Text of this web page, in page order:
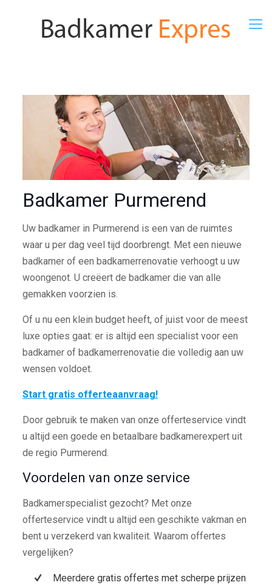
Badkamer Purmerend
Uw badkamer in Purmerend is een van de ruimtes
waar u per dag veel tijd doorbrengt. Met een nieuwe
badkamer of een badkamerrenovatie verhoogt u uw
woongenot. U creëert de badkamer die van alle
gemakken voorzien is.
Of u nu een klein budget heeft, of juist voor de meest
luxe opties gaat: er is altijd een specialist voor een
badkamer of badkamerrenovatie die volledig aan uw
wensen voldoet.
Start gratis offerteaanvraag!
Door gebruik te maken van onze offerteservice vindt
u altijd een goede en betaalbare badkamerexpert uit
de regio Purmerend.
Voordelen van onze service
Badkamerspecialist gezocht? Met onze
offerteservice vindt u altijd een geschikte vakman en
bent u verzekerd van kwaliteit. Waarom offertes
vergelijken?
Meerdere gratis offertes met scherpe prijzen